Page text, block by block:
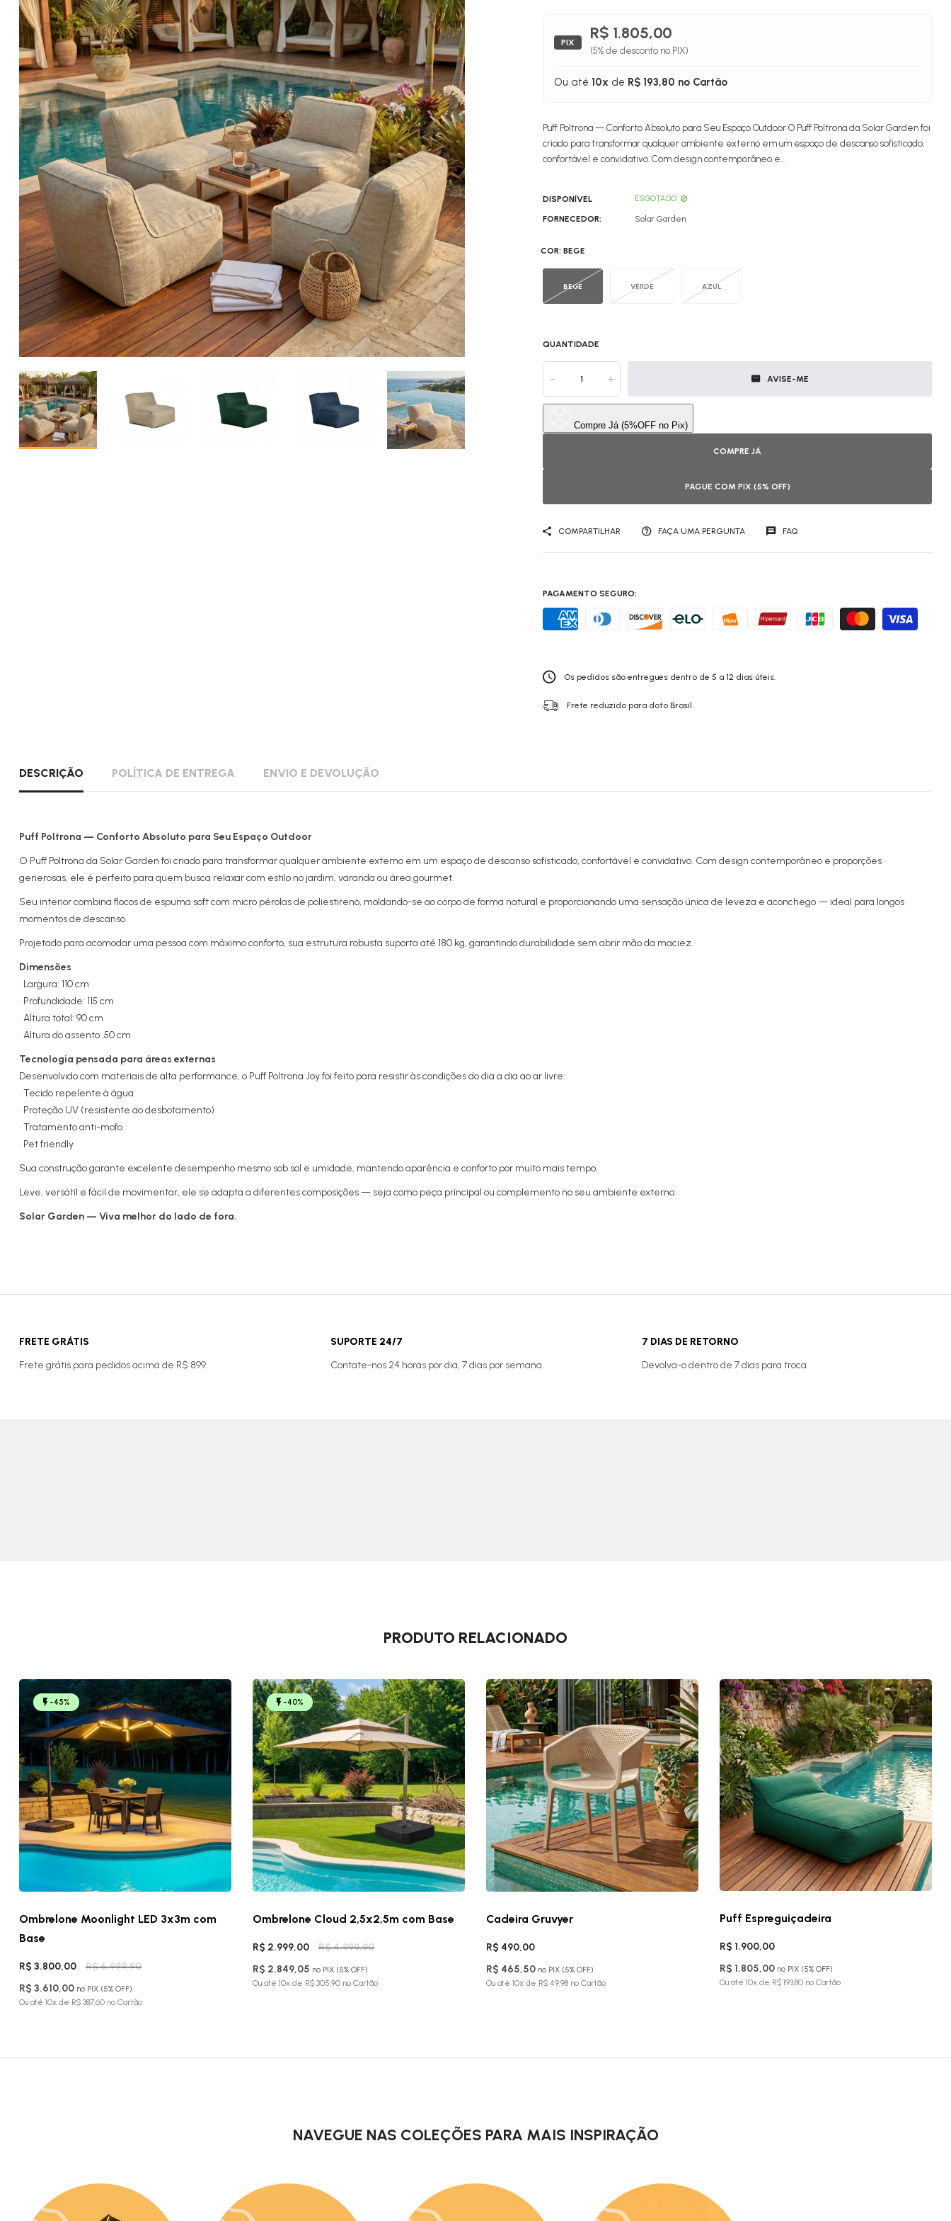
PIX R$ 1.805,00
(5% de desconto no PIX)
Ou até 10x de R$ 193,80 no Cartão
Puff Poltrona — Conforto Absoluto para Seu Espaço Outdoor O Puff Poltrona da Solar Garden foi
criado para transformar qualquer ambiente externo em um espaço de descanso sofisticado,
confortável e convidativo. Com design contemporâneo e...
DISPONÍVEL ESGOTADO
FORNECEDOR: Solar Garden
COR: BEGE
BEGE VERDE AZUL
QUANTIDADE
- + AVISE-ME
COMPRE JÁ
PAGUE COM PIX (5% OFF)
COMPARTILHAR FAÇA UMA PERGUNTA FAQ
PAGAMENTO SEGURO:
Os pedidos são entregues dentro de 5 a 12 dias úteis.
Frete reduzido para doto Brasil.
DESCRIÇÃO POLÍTICA DE ENTREGA ENVIO E DEVOLUÇÃO
Puff Poltrona — Conforto Absoluto para Seu Espaço Outdoor
O Puff Poltrona da Solar Garden foi criado para transformar qualquer ambiente externo em um espaço de descanso sofisticado, confortável e convidativo. Com design contemporâneo e proporções
generosas, ele é perfeito para quem busca relaxar com estilo no jardim, varanda ou área gourmet.
Seu interior combina flocos de espuma soft com micro pérolas de poliestireno, moldando-se ao corpo de forma natural e proporcionando uma sensação única de leveza e aconchego — ideal para longos
momentos de descanso.
Projetado para acomodar uma pessoa com máximo conforto, sua estrutura robusta suporta até 180 kg, garantindo durabilidade sem abrir mão da maciez.
Dimensões
• Largura: 110 cm
• Profundidade: 115 cm
• Altura total: 90 cm
• Altura do assento: 50 cm
Tecnologia pensada para áreas externas
Desenvolvido com materiais de alta performance, o Puff Poltrona Joy foi feito para resistir às condições do dia a dia ao ar livre:
• Tecido repelente à água
• Proteção UV (resistente ao desbotamento)
• Tratamento anti-mofo
• Pet friendly
Sua construção garante excelente desempenho mesmo sob sol e umidade, mantendo aparência e conforto por muito mais tempo.
Leve, versátil e fácil de movimentar, ele se adapta a diferentes composições — seja como peça principal ou complemento no seu ambiente externo.
Solar Garden — Viva melhor do lado de fora.
FRETE GRÁTIS
Frete grátis para pedidos acima de R$ 899.
SUPORTE 24/7
Contate-nos 24 horas por dia, 7 dias por semana.
7 DIAS DE RETORNO
Devolva-o dentro de 7 dias para troca.
PRODUTO RELACIONADO
-45%
Ombrelone Moonlight LED 3x3m com
Base
R$ 3.800,00
R$ 6.999,90
R$ 3.610,00 no PIX (5% OFF)
Ou até 10x de R$ 387,60 no Cartão
-40%
Ombrelone Cloud 2,5x2,5m com Base
R$ 2.999,00
R$ 4.999,90
R$ 2.849,05 no PIX (5% OFF)
Ou até 10x de R$ 305,90 no Cartão
Cadeira Gruvyer
R$ 490,00
R$ 465,50 no PIX (5% OFF)
Ou até 10x de R$ 49,98 no Cartão
Puff Espreguiçadeira
R$ 1.900,00
R$ 1.805,00 no PIX (5% OFF)
Ou até 10x de R$ 193,80 no Cartão
NAVEGUE NAS COLEÇÕES PARA MAIS INSPIRAÇÃO